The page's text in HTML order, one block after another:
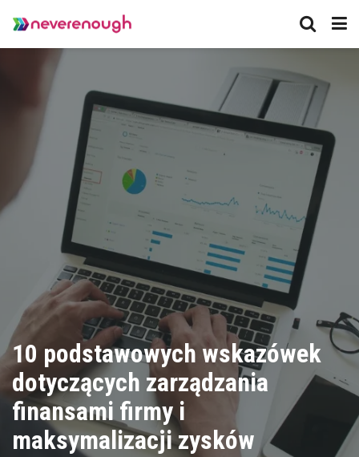
10 podstawowych wskazówek
dotyczących zarządzania
finansami firmy i
maksymalizacji zysków